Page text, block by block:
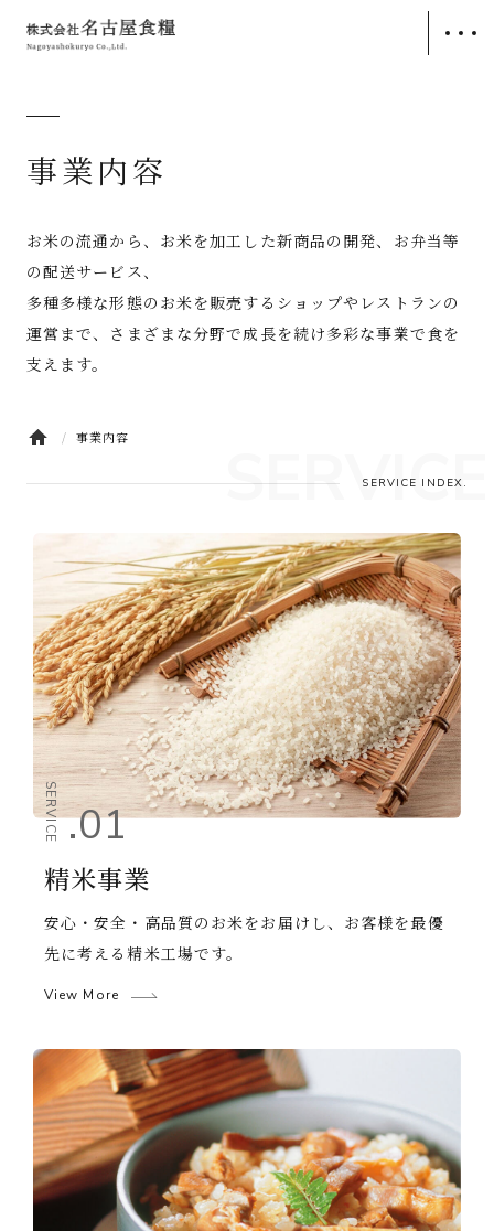
COMPANY
会社案内
メッセージ
企業理念
会社概要
沿革
事業所一覧
メディア掲載
お弁当・おにぎりのご予
約
QUALITY
品質へのこだわり
品質管理
商品開発
特別栽培米・農薬節減米
トレーサビリティ・
コンタミネーションにつ
いて
商品情報
NEWS
CONTACT
お問い合わせ
サイトのご利用にあたって
個人情報の取り扱いについて
事業内容
お米の流通から、お米を加工した新商品の開発、お弁当等
の配送サービス、
多種多様な形態のお米を販売するショップやレストランの
運営まで、さまざまな分野で成長を続け多彩な事業で食を
支えます。
事業内容
SERVICE INDEX.
SERVICE
SERVICE.01
精米事業
安心・安全・高品質のお米をお届けし、お客様を最優
先に考える精米工場です。
View More